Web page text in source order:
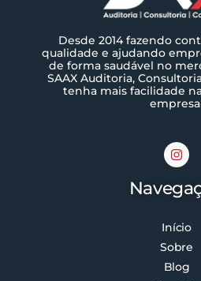
Desde 2014 fazendo
qualidade e ajudando
de forma saudável no
SAAX Auditoria,
tenha mais facilidade
Início
Sobre
Blog